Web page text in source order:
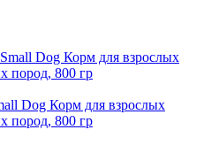
Dog Корм для взрослых
пород, 800 гр